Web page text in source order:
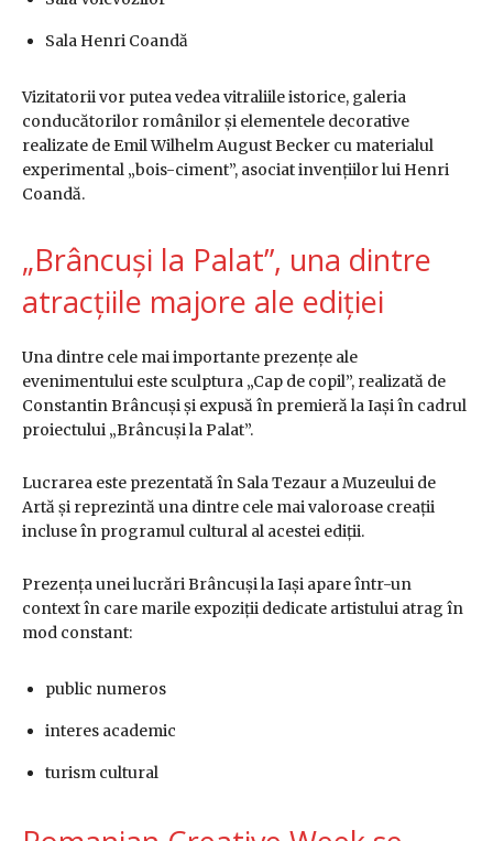
Sala Henri Coandă
Vizitatorii vor putea vedea vitraliile istorice, galeria
conducătorilor românilor și elementele decorative
realizate de Emil Wilhelm August Becker cu materialul
experimental „bois-ciment”, asociat invențiilor lui Henri
Coandă.
„Brâncuși la Palat”, una dintre
atracțiile majore ale ediției
Una dintre cele mai importante prezențe ale
evenimentului este sculptura „Cap de copil”, realizată de
Constantin Brâncușiși expusă în premieră la Iași în cadrul
proiectului „Brâncuși la Palat”.
Lucrarea este prezentată în Sala Tezaur a Muzeului de
Artă și reprezintă una dintre cele mai valoroase creații
incluse în programul cultural al acestei ediții.
Prezența unei lucrări Brâncuși la Iași apare într-un
context în care marile expoziții dedicate artistului atrag în
mod constant:
public numeros
interes academic
turism cultural